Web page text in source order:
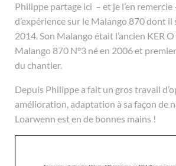
Philippe partage ici – et je l’en
d’expérience sur le Malango 870 dont il
2014. Son Malango était l’ancien KER O
Malango 870 N°3 né en 2006 et
du chantier.
Depuis Philippe a fait un gros travail
amélioration, adaptation à sa façon de
Loarwenn est en de bonnes mains !